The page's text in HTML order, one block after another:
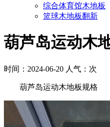
综合体育馆木地板
篮球木地板翻新
葫芦岛运动木
时间：2024-06-20 人气： 次
葫芦岛运动木地板规格